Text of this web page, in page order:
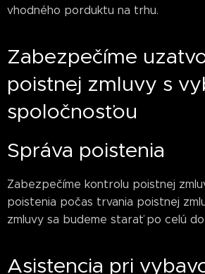
vhodného porduktu na trhu.
Zabezpečíme
poistnej zmluvy s
spoločnosťou
Správa poistenia
Zabezpečíme kontrolu poistnej
poistenia počas trvania poistnej
zmluvy sa budeme starať po celú
Asistencia pri